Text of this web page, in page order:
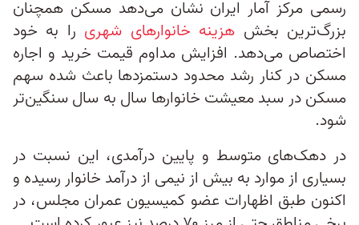
رسمی مرکز آمار ایران نشان می‌دهد مسکن همچنان
بزرگ‌ترین بخش هزینه خانوارهای شهری را به خود
اختصاص می‌دهد. افزایش مداوم قیمت خرید و اجاره
مسکن در کنار رشد محدود دستمزدها باعث شده سهم
مسکن در سبد معیشت خانوارها سال به سال سنگین‌تر
شود.
در دهک‌های متوسط و پایین درآمدی، این نسبت در
بسیاری از موارد به بیش از نیمی از درآمد خانوار رسیده و
اکنون طبق اظهارات عضو کمیسیون عمران مجلس، در